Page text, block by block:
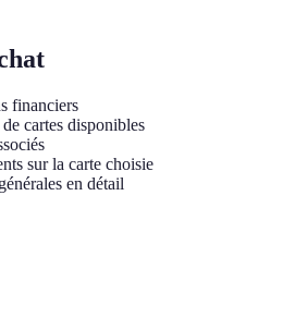
financiers
cartes disponibles
sur la carte choisie
en détail